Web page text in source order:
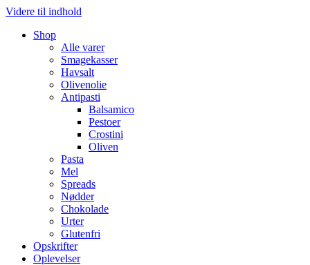
Videre til indhold
Shop
Alle varer
Smagekasser
Havsalt
Olivenolie
Antipasti
Balsamico
Pestoer
Crostini
Oliven
Pasta
Mel
Spreads
Nødder
Chokolade
Urter
Glutenfri
Opskrifter
Oplevelser